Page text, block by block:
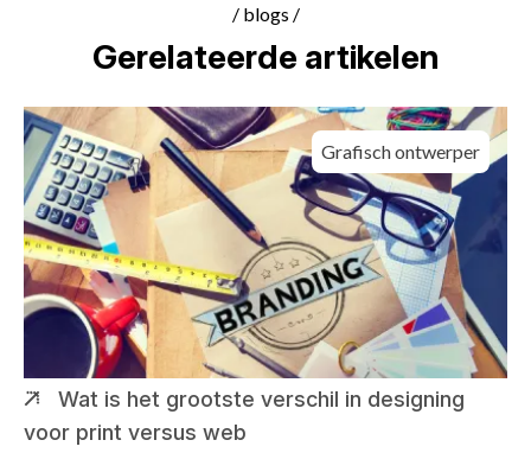
/ blogs /
Gerelateerde artikelen
voor print versus web
Grafisch ontwerper